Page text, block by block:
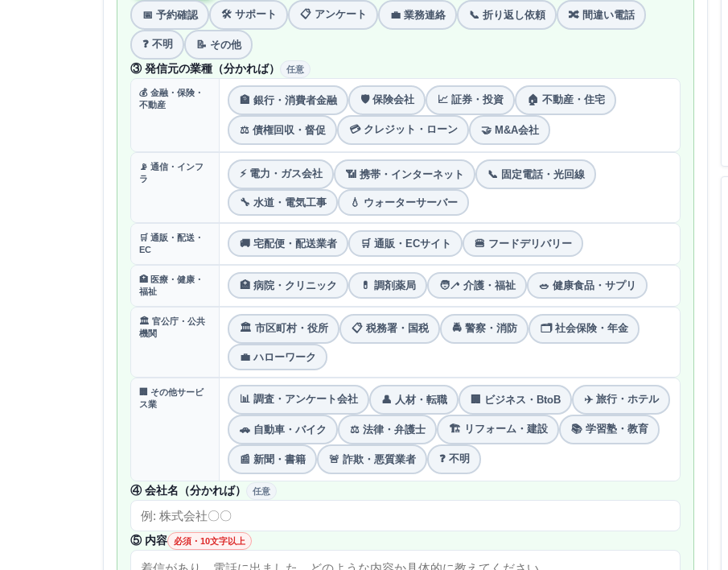
📅 予約確認 🛠 サポート 📋 アンケート 💼 業務連絡 📞 折り返し依頼 🔀 間違い電話
❓ 不明 📝 その他
③ 発信元の業種（分かれば） 任意
💰 金融・保険・
不動産
🏦 銀行・消費者金融 🛡 保険会社 📈 証券・投資 🏠 不動産・住宅
⚖️ 債権回収・督促 💳 クレジット・ローン 🤝 M&A会社
📡 通信・インフ
ラ
⚡ 電力・ガス会社 📶 携帯・インターネット 📞 固定電話・光回線
🔧 水道・電気工事 💧 ウォーターサーバー
🛒 通販・配送・
EC
🚚 宅配便・配送業者 🛒 通販・ECサイト 🍔 フードデリバリー
🏥 医療・健康・
福祉
🏥 病院・クリニック 💊 調剤薬局 🧑‍🦯 介護・福祉 🥗 健康食品・サプリ
🏛 官公庁・公共
機関
🏛 市区町村・役所 📋 税務署・国税 🚔 警察・消防 🗂 社会保険・年金
💼 ハローワーク
🏢 その他サービ
ス業
📊 調査・アンケート会社 👤 人材・転職 🏢 ビジネス・BtoB ✈️ 旅行・ホテル
🚗 自動車・バイク ⚖️ 法律・弁護士 🏗 リフォーム・建設 📚 学習塾・教育
📰 新聞・書籍 🚨 詐欺・悪質業者 ❓ 不明
④ 会社名（分かれば） 任意
⑤ 内容 必須・10文字以上